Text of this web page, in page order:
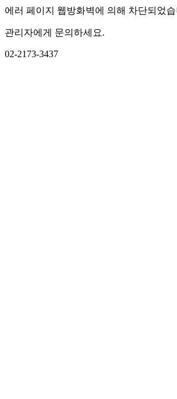
에러 페이지 웹방화벽에 의해 차단되었
관리자에게 문의하세요.
02-2173-3437